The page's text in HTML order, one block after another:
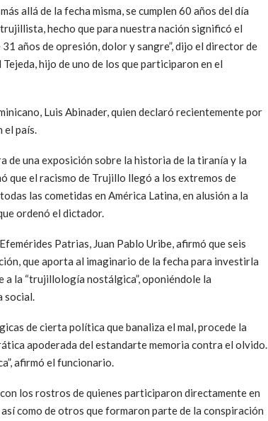
allá de la fecha misma, se cumplen 60 años del día
hecho que para nuestra nación significó el
años de opresión, dolor y sangre”, dijo el director de
hijo de uno de los que participaron en el
Luis Abinader, quien declaró recientemente por
el país.
de una exposición sobre la historia de la tiranía y la
que el racismo de Trujillo llegó a los extremos de
las cometidas en América Latina, en alusión a la
ordenó el dictador.
Patrias, Juan Pablo Uribe, afirmó que seis
que aporta al imaginario de la fecha para investirla
la “trujillología nostálgica”, oponiéndole la
social.
de cierta política que banaliza el mal, procede la
apoderada del estandarte memoria contra el olvido.
afirmó el funcionario.
los rostros de quienes participaron directamente en
como de otros que formaron parte de la conspiración